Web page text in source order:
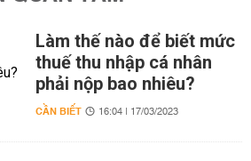
Làm thế nào để biết mức
thuế thu nhập cá nhân
phải nộp bao nhiêu?
CẦN BIẾT 16:04 | 17/03/2023